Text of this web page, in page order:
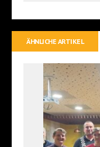
ÄHNLICHE ARTIKEL